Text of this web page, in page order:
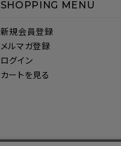
SHOPPING MENU
新規会員登録
メルマガ登録
ログイン
カートを見る